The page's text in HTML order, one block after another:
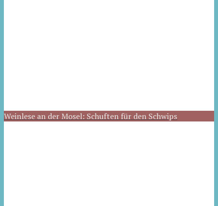
Weinlese an der Mosel: Schuften für den Schwips